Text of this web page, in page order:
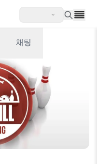
채팅